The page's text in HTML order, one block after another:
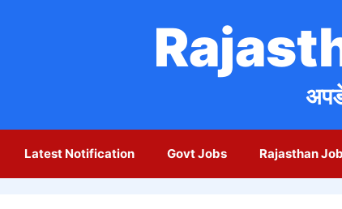
Latest Notification Govt Jobs Rajasthan